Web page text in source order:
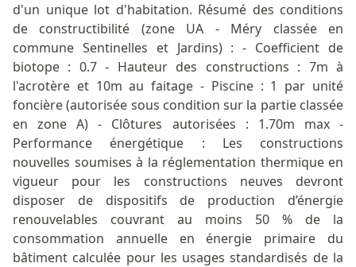
d'un unique lot d'habitation. Résumé des conditions
de constructibilité (zone UA - Méry classée en
commune Sentinelles et Jardins) : - Coefficient de
biotope : 0.7 - Hauteur des constructions : 7m à
l'acrotère et 10m au faitage - Piscine : 1 par unité
foncière (autorisée sous condition sur la partie classée
en zone A) - Clôtures autorisées : 1.70m max -
Performance énergétique : Les constructions
nouvelles soumises à la réglementation thermique en
vigueur pour les constructions neuves devront
disposer de dispositifs de production d’énergie
renouvelables couvrant au moins 50 % de la
consommation annuelle en énergie primaire du
bâtiment calculée pour les usages standardisés de la